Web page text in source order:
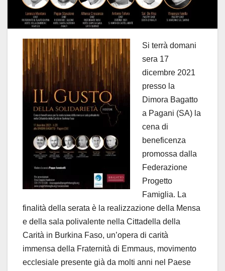
Si terrà domani
sera 17
dicembre 2021
presso la
Dimora Bagatto
a Pagani (SA) la
cena di
beneficenza
promossa dalla
Federazione
Progetto
Famiglia. La
finalità della serata è la realizzazione della Mensa
e della sala polivalente nella Cittadella della
Carità in Burkina Faso, un’opera di carità
immensa della Fraternità di Emmaus, movimento
ecclesiale presente già da molti anni nel Paese